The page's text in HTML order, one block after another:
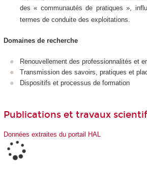
des « communautés de pratiques »,
termes de conduite des exploitations.
Domaines de recherche
Renouvellement des professionnalités et
Transmission des savoirs, pratiques et
Dispositifs et processus de formation
Publications et travaux
Données extraites du portail HAL